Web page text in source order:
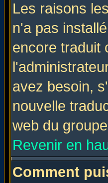
Les raisons
n'a pas
encore traduit
avez besoin,
nouvelle
web du
Revenir en
Comment